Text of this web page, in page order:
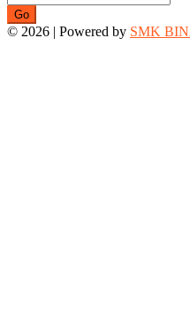
Go
© 2026 | Powered by SMK